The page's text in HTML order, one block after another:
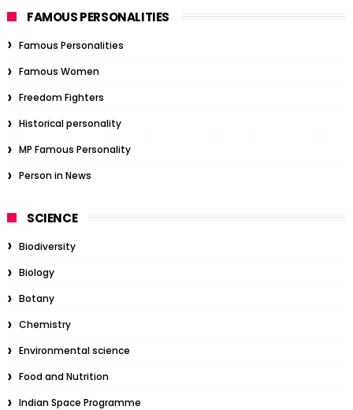
FAMOUS PERSONALITIES
Famous Personalities
Famous Women
Freedom Fighters
Historical personality
MP Famous Personality
Person in News
SCIENCE
Biodiversity
Biology
Botany
Chemistry
Environmental science
Food and Nutrition
Indian Space Programme